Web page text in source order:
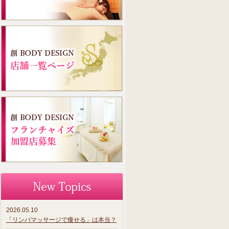
2026.05.10
「リンパマッサージで痩せる」は本当？